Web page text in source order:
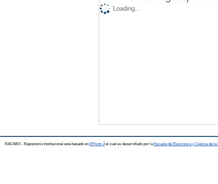
Loading...
RACIMO - Repositorio Institucional está basado en EPrints 3el cual es desarrollado por la Escuela de Electrónica y Ciencia de la